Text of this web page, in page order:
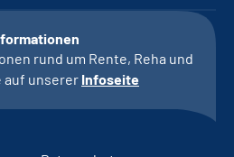
rund um Rente, Reha und
auf unserer Infoseite